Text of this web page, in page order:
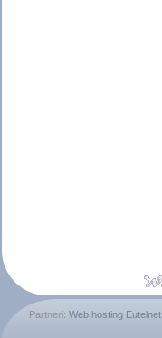
Partneri: Web hosting Eutelnet